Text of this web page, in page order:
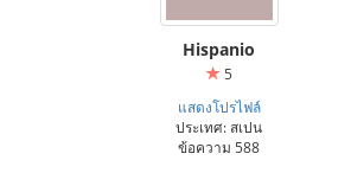
Hispanio
5
แสดงโปรไฟล์
ประเทศ: สเปน
ข้อความ 588